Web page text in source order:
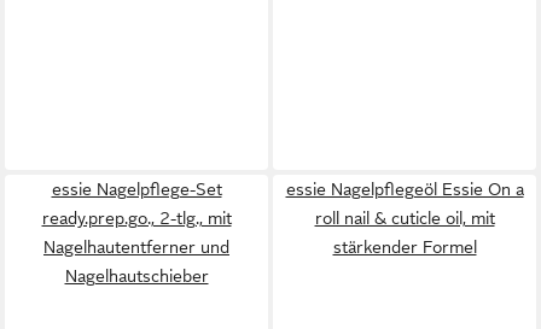
essie Nagelpflege-Set
ready.prep.go., 2-tlg., mit
Nagelhautentferner und
Nagelhautschieber
essie Nagelpflegeöl Essie On a
roll nail & cuticle oil, mit
stärkender Formel